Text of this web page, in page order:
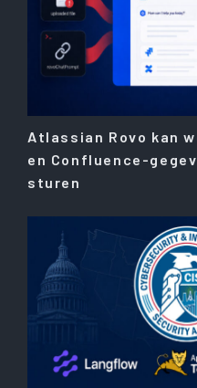
Atlassian Rovo kan
en Confluence-
sturen